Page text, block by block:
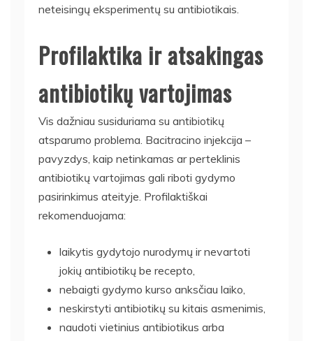
neteisingų eksperimentų su antibiotikais.
Profilaktika ir atsakingas
antibiotikų vartojimas
Vis dažniau susiduriama su antibiotikų
atsparumo problema. Bacitracino injekcija –
pavyzdys, kaip netinkamas ar perteklinis
antibiotikų vartojimas gali riboti gydymo
pasirinkimus ateityje. Profilaktiškai
rekomenduojama:
laikytis gydytojo nurodymų ir nevartoti
jokių antibiotikų be recepto,
nebaigti gydymo kurso anksčiau laiko,
neskirstyti antibiotikų su kitais asmenimis,
naudoti vietinius antibiotikus arba